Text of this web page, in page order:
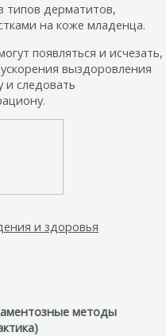
дерматитов,
на коже младенца.
появляться и исчезать,
выздоровления
и следовать
и здоровья
методы